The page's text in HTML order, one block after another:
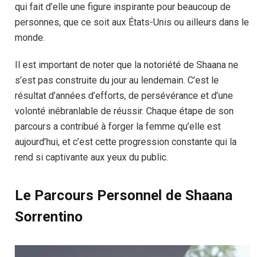
qui fait d’elle une figure inspirante pour beaucoup de
personnes, que ce soit aux États-Unis ou ailleurs dans le
monde.
Il est important de noter que la notoriété de Shaana ne
s’est pas construite du jour au lendemain. C’est le
résultat d’années d’efforts, de persévérance et d’une
volonté inébranlable de réussir. Chaque étape de son
parcours a contribué à forger la femme qu’elle est
aujourd’hui, et c’est cette progression constante qui la
rend si captivante aux yeux du public.
Le Parcours Personnel de Shaana
Sorrentino